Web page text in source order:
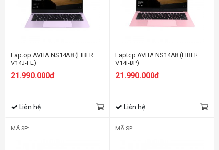
Laptop AVITA NS14A8 (LIBER
V14J-FL)
21.990.000đ
Liên hệ
Laptop AVITA NS14A8 (LIBER
V14I-BP)
21.990.000đ
Liên hệ
MÃ SP: MÃ SP: